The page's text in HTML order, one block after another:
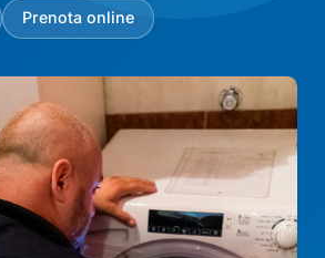
Prenota online